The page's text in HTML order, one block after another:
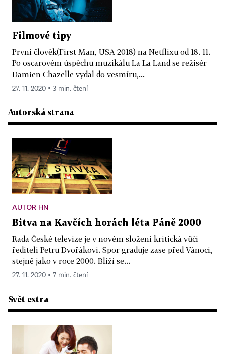
Filmové tipy
První člověk(First Man, USA 2018) na Netflixu od 18. 11.
Po oscarovém úspěchu muzikálu La La Land se režisér
Damien Chazelle vydal do vesmíru,...
27. 11. 2020 ▪ 3 min. čtení
Autorská strana
AUTOR HN
Bitva na Kavčích horách léta Páně 2000
Rada České televize je v novém složení kritická vůči
řediteli Petru Dvořákovi. Spor graduje zase před Vánoci,
stejně jako v roce 2000. Blíží se...
27. 11. 2020 ▪ 7 min. čtení
Svět extra